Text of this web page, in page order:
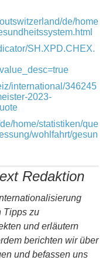
de/home
SH.XPD.CHEX.
international/346245
2023-
home/statistiken/que
wohlfahrt/gesun
Redaktion
Tipps zu
und erläutern
berichten wir über
und befassen uns